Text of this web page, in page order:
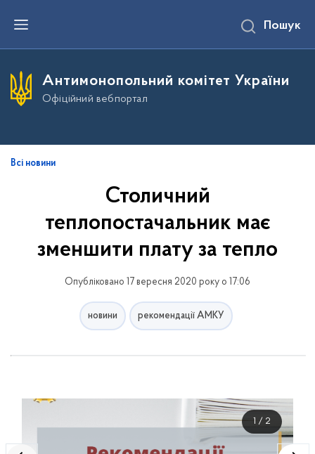
е
и
д
в
Пошук
Антимонопольний комітет України
Офіційний вебпортал
Всі новини
Столичний
теплопостачальник має
зменшити плату за тепло
Опубліковано 17 вересня 2020 року о 17:06
новини рекомендації АМКУ
1 / 2